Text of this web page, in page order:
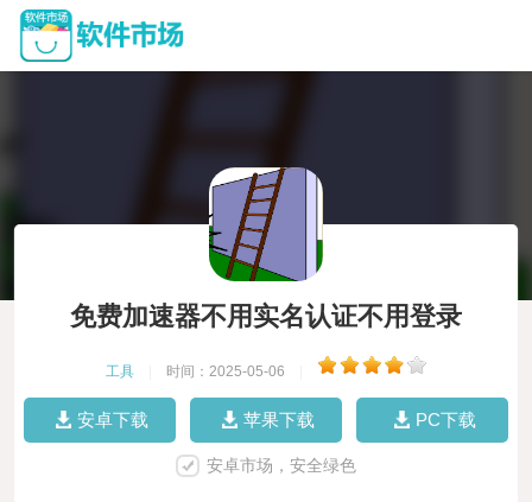
免费加速器不用实名认证不用登录
工具 时间：2025-05-06
安卓下载 苹果下载 PC下载
安卓市场，安全绿色